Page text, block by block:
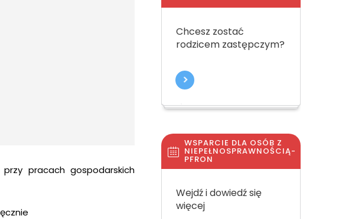
pracach gospodarskich
Chcesz zostać
rodzicem zastępczym?
WSPARCIE DLA OSÓB Z
NIEPEŁNOSPRAWNOŚCIĄ-
PFRON
Wejdź i dowiedź się
więcej